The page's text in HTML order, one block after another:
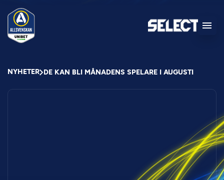
NYHETER DE KAN BLI MÅNADENS SPELARE I AUGUSTI